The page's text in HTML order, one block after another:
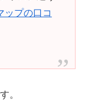
ップの口コ
。